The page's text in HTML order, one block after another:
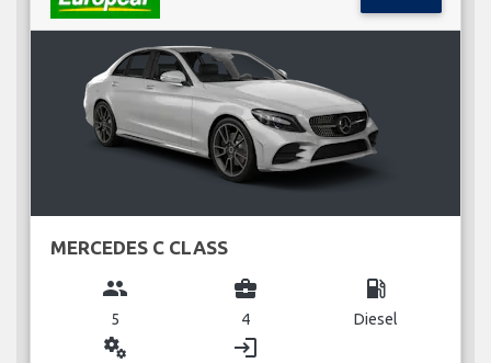
MERCEDES C CLASS
group
5
business_center
4
local_gas_station
Diesel
miscellaneous_services login